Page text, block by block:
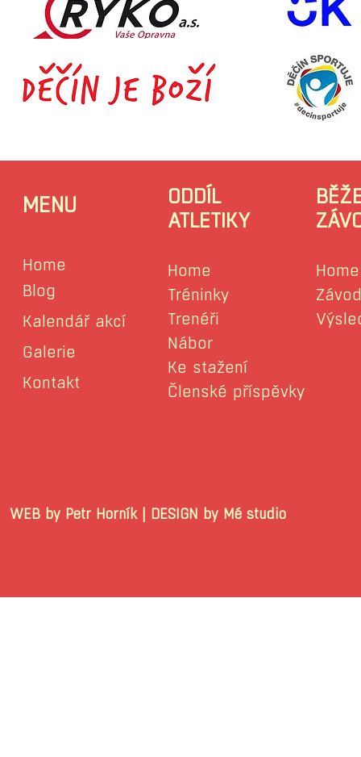
MENU
Home
Blog
Kalendář akcí
Galerie
Kontakt
ODDÍL
ATLETIKY
Home
Tréninky
Trenéři
Nábor
Ke stažení
Členské příspěvky
Home
WEB by Petr Horník | DESIGN by Mé